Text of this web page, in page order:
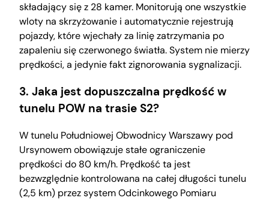
składający się z 28 kamer. Monitorują one wszystkie
wloty na skrzyżowanie i automatycznie rejestrują
pojazdy, które wjechały za linię zatrzymania po
zapaleniu się czerwonego światła. System nie mierzy
prędkości, a jedynie fakt zignorowania sygnalizacji.
3. Jaka jest dopuszczalna prędkość w
tunelu POW na trasie S2?
W tunelu Południowej Obwodnicy Warszawy pod
Ursynowem obowiązuje stałe ograniczenie
prędkości do 80 km/h. Prędkość ta jest
bezwzględnie kontrolowana na całej długości tunelu
(2,5 km) przez system Odcinkowego Pomiaru